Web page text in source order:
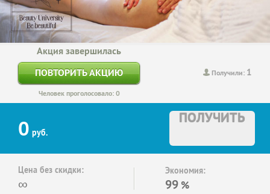
Получили: 1
Акция завершилась
ПОВТОРИТЬ АКЦИЮ
Человек проголосовало: 0
0 руб.
ПОЛУЧИТЬ
Цена без скидки:
∞
Экономия:
99 %